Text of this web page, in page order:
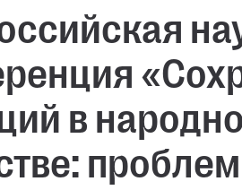
в